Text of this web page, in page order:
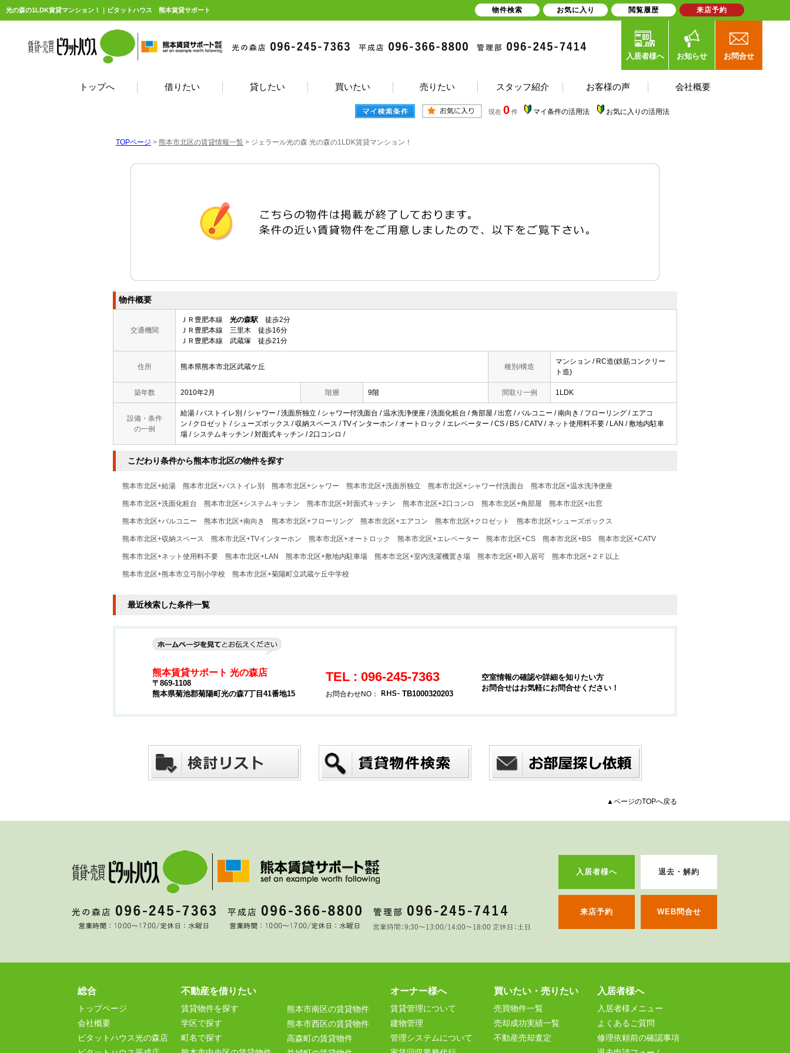
光の森の1LDK賃貸マンション！｜ピタットハウス 熊本賃貸サポート
入居者様へ お知らせ お問合せ
トップへ 借りたい 貸したい 買いたい 売りたい スタッフ紹介 お客様の声 会社概要
現在 0 件 マイ条件の活用法 お気に入りの活用法
TOPページ > 熊本市北区の賃貸情報一覧 > ジェラール光の森 光の森の1LDK賃貸マンション！
物件概要
交通機関
ＪＲ豊肥本線 光の森駅 徒歩2分
ＪＲ豊肥本線 三里木 徒歩16分
ＪＲ豊肥本線 武蔵塚 徒歩21分
住所 熊本県熊本市北区武蔵ケ丘 種別/構造
マンション / RC造(鉄筋コンクリー
ト造)
築年数 2010年2月 階層 9階 間取り一例 1LDK
設備・条件
の一例
給湯 / バストイレ別 / シャワー / 洗面所独立 / シャワー付洗面台 / 温水洗浄便座 / 洗面化粧台 / 角部屋 / 出窓 / バルコニー / 南向き / フローリング / エアコ
ン / クロゼット / シューズボックス / 収納スペース / TVインターホン / オートロック / エレベーター / CS / BS / CATV / ネット使用料不要 / LAN / 敷地内駐車
場 / システムキッチン / 対面式キッチン / 2口コンロ /
こだわり条件から熊本市北区の物件を探す
熊本市北区+給湯 熊本市北区+バストイレ別 熊本市北区+シャワー 熊本市北区+洗面所独立 熊本市北区+シャワー付洗面台 熊本市北区+温水洗浄便座
熊本市北区+洗面化粧台 熊本市北区+システムキッチン 熊本市北区+対面式キッチン 熊本市北区+2口コンロ 熊本市北区+角部屋 熊本市北区+出窓
熊本市北区+バルコニー 熊本市北区+南向き 熊本市北区+フローリング 熊本市北区+エアコン 熊本市北区+クロゼット 熊本市北区+シューズボックス
熊本市北区+収納スペース 熊本市北区+TVインターホン 熊本市北区+オートロック 熊本市北区+エレベーター 熊本市北区+CS 熊本市北区+BS 熊本市北区+CATV
熊本市北区+ネット使用料不要 熊本市北区+LAN 熊本市北区+敷地内駐車場 熊本市北区+室内洗濯機置き場 熊本市北区+即入居可 熊本市北区+２Ｆ以上
熊本市北区+熊本市立弓削小学校 熊本市北区+菊陽町立武蔵ケ丘中学校
最近検索した条件一覧
熊本賃貸サポート 光の森店
〒869-1108
熊本県菊池郡菊陽町光の森7丁目41番地15
TEL : 096-245-7363
お問合わせNO： TB1000320203
空室情報の確認や詳細を知りたい方
お問合せはお気軽にお問合せください！
▲ページのTOPへ戻る
入居者様へ 退去・解約
来店予約 WEB問合せ
総合
トップページ
会社概要
ピタットハウス光の森店
不動産を借りたい
賃貸物件を探す
学区で探す
町名で探す
熊本市南区の賃貸物件
熊本市西区の賃貸物件
高森町の賃貸物件
オーナー様へ
賃貸管理について
建物管理
管理システムについて
買いたい・売りたい
売買物件一覧
売却成功実績一覧
不動産売却査定
入居者様へ
入居者様メニュー
よくあるご質問
修理依頼前の確認事項
物件検索 お気に入り 閲覧履歴 来店予約